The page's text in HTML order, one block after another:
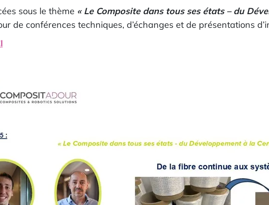
sous le thème « Le Composite dans tous ses états – du
de conférences techniques, d’échanges et de présentations